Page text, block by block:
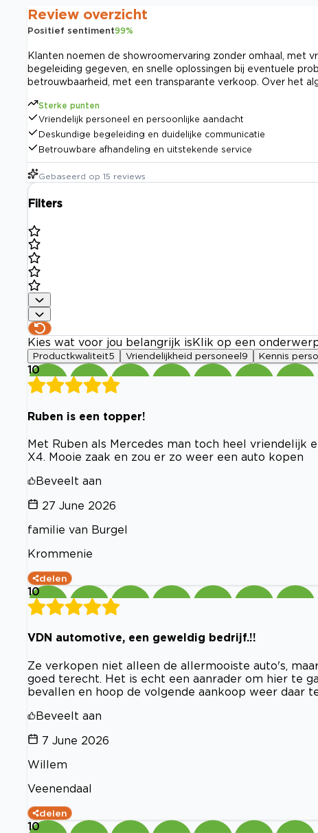
Review overzicht
Positief sentiment99%
Klanten noemen de showroomervaring zonder omhaal, met
begeleiding gegeven, en snelle oplossingen bij eventuele
betrouwbaarheid, met een transparante verkoop. Over het
Sterke punten
Vriendelijk personeel en persoonlijke aandacht
Deskundige begeleiding en duidelijke communicatie
Betrouwbare afhandeling en uitstekende service
Gebaseerd op 15 reviews
Filters
Kies wat voor jou belangrijk is Klik op een
Productkwaliteit5 Vriendelijkheid personeel 9 Kennis
10
Ruben is een topper!
Met Ruben als Mercedes man toch heel vriendelijk
X4. Mooie zaak en zou er zo weer een auto kopen
Beveelt aan
27 June 2026
familie van Burgel
Krommenie
delen
10
VDN automotive, een geweldig bedrijf.!!
Ze verkopen niet alleen de allermooiste auto's,
goed terecht. Het is echt een aanrader om hier te
bevallen en hoop de volgende aankoop weer daar
Beveelt aan
7 June 2026
Willem
Veenendaal
delen
10